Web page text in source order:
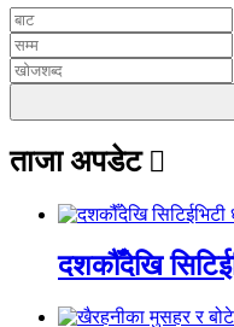
ताजा अपडेट
दशकौँदेखि